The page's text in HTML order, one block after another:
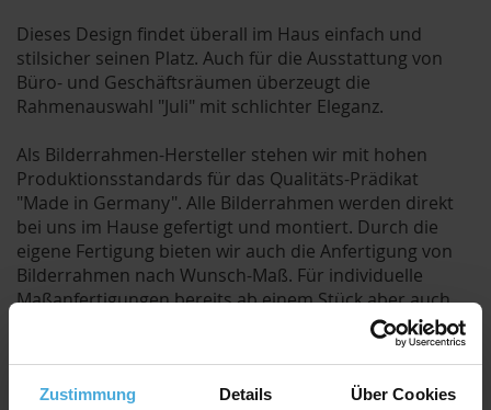
Zustimmung Details Über Cookies
Dieses Design findet überall im Haus einfach und
stilsicher seinen Platz. Auch für die Ausstattung von
Büro- und Geschäftsräumen überzeugt die
Rahmenauswahl "Juli" mit schlichter Eleganz.
Als Bilderrahmen-Hersteller stehen wir mit hohen
Produktionsstandards für das Qualitäts-Prädikat
"Made in Germany". Alle Bilderrahmen werden direkt
bei uns im Hause gefertigt und montiert. Durch die
eigene Fertigung bieten wir auch die Anfertigung von
Bilderrahmen nach Wunsch-Maß. Für individuelle
Maßanfertigungen bereits ab einem Stück aber auch
für größere Mengen (z.B. für Ausstellungen,
Wiederverkäufer oder Raumausstatter) erstellen wir
gern ein Angebot. Fragen Sie gerne nach und schreiben
uns eine E-Mail.